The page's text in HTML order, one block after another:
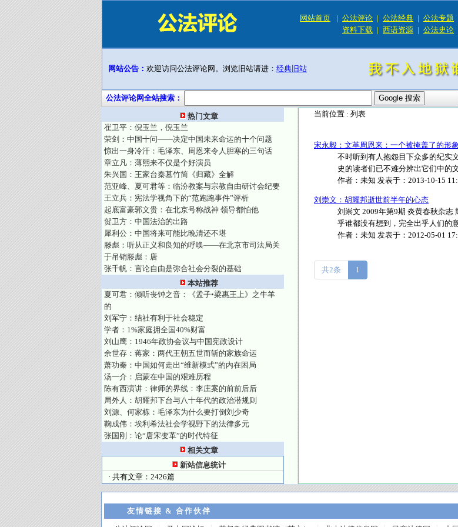
网站首页 | 公法评论 | 公法经典 | 公法专题
资料下载 | 西语资源 | 公法史论
网站公告： 欢迎访问公法评论网。浏览旧站请进： 经典旧站
公法评论网全站搜索：
热门文章
崔卫平：倪玉兰，倪玉兰
荣剑：中国十问——决定中国未来命运的十个问题
惊出一身冷汗：毛泽东、周恩来令人胆寒的三句话
章立凡：薄熙来不仅是个好演员
朱兴国：王家台秦墓竹简《归藏》全解
范亚峰、夏可君等：临汾教案与宗教自由研讨会纪要
王立兵：宪法学视角下的“范跑跑事件”评析
起底富豪郭文贵：在北京号称战神 领导都怕他
贺卫方：中国法治的出路
犀利公：中国将来可能比晚清还不堪
滕彪：听从正义和良知的呼唤——在北京市司法局关
于吊销滕彪：唐
张千帆：言论自由是弥合社会分裂的基础
本站推荐
夏可君：倾听丧钟之音：《孟子•梁惠王上》之牛羊
的
刘军宁：结社有利于社会稳定
学者：1%家庭拥全国40%财富
刘山鹰：1946年政协会议与中国宪政设计
余世存：蒋家：两代王朝五世而斩的家族命运
萧功秦：中国如何走出“维新模式”的内在困局
汤一介：启蒙在中国的艰难历程
陈有西演讲：律师的界线：李庄案的前前后后
局外人：胡耀邦下台与八十年代的政治潜规则
刘源、何家栋：毛泽东为什么要打倒刘少奇
鞠成伟：埃利希法社会学视野下的法律多元
张国刚：论“唐宋变革”的时代特征
相关文章
新站信息统计
· 共有文章：2426篇
当前位置 : 列表
宋永毅：文革周恩来：一个被掩盖了的形象
不时听到有人抱怨目下众多的纪实
史的读者们已不难分辨出它们中的
作者： 未知 发表于： 2013-10-15
刘崇文：胡耀邦逝世前半年的心态
刘崇文 2009年第9期 炎黄春秋杂志
乎谁都没有想到，完全出乎人们的
作者： 未知 发表于： 2012-05-01
共2条 1
友情链接 & 合作伙伴